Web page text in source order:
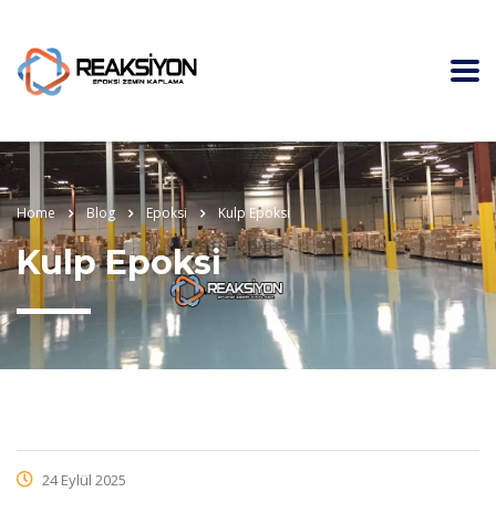
Home Blog Epoksi Kulp Epoksi
Kulp Epoksi
24 Eylül 2025